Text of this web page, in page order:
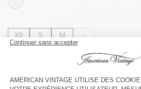
XS S M L
Le mannequin mesure 177 cm et porte une
Livraison estiméeentre le mercredi 12